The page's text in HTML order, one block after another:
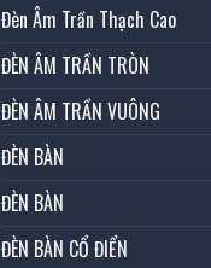
Đèn Âm Trần Thạch Cao
ĐÈN ÂM TRẦN TRÒN
ĐÈN ÂM TRẦN VUÔNG
ĐÈN BÀN
ĐÈN BÀN
ĐÈN BÀN CỔ ĐIỂN